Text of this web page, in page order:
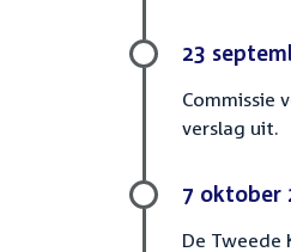
23
Commissie
verslag uit.
7 oktober
De Tweede